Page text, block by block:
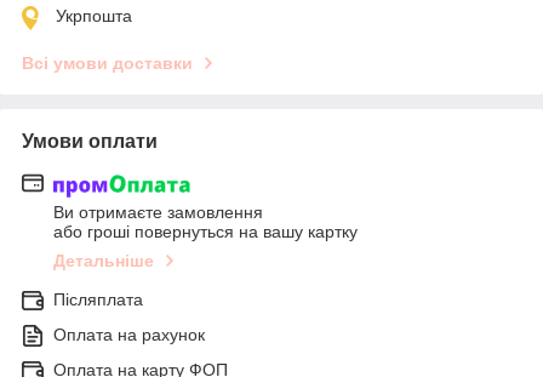
Укрпошта
Всі умови доставки
Умови оплати
Ви отримаєте замовлення
або гроші повернуться на вашу картку
Детальніше
Післяплата
Оплата на рахунок
Оплата на карту ФОП